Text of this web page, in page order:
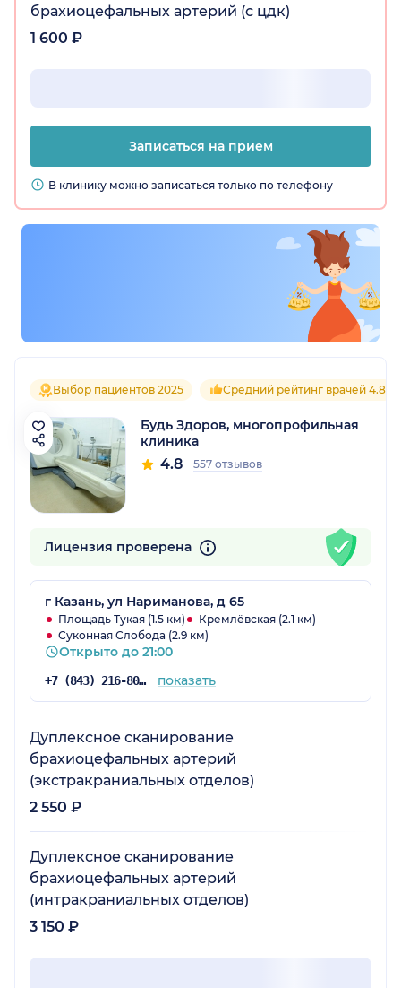
брахиоцефальных артерий (с цдк)
1 600 ₽
Записаться на прием
В клинику можно записаться только по телефону
Выбор пациентов 2025 Средний рейтинг врачей 4.8
Будь Здоров, многопрофильная
клиника
4.8 557 отзывов
Лицензия проверена
г Казань, ул Нариманова, д 65
Площадь Тукая (1.5 км)
Кремлёвская (2.1 км)
Суконная Слобода (2.9 км)
Открыто до 21:00
+7 (843) 216-80-29 показать
Дуплексное сканирование
брахиоцефальных артерий
(экстракраниальных отделов)
2 550 ₽
Дуплексное сканирование
брахиоцефальных артерий
(интракраниальных отделов)
3 150 ₽